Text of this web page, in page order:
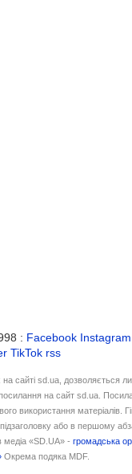
: Facebook Instagram
TikTok rss
на сайті sd.ua, дозволяється
на сайт sd.ua.
використання матеріалів.
або в першому
медіа «SD.UA» -громадська
Окрема подяка MDF.